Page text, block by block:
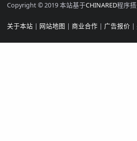
Copyright © 2019 本站基于CHINARED程序
关于本站 | 网站地图 | 商业合作 | 广告报价 |